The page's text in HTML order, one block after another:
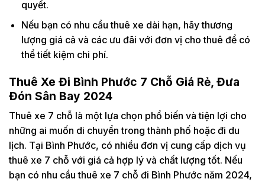
quyết.
Nếu bạn có nhu cầu thuê xe dài hạn, hãy thương
lượng giá cả và các ưu đãi với đơn vị cho thuê để có
thể tiết kiệm chi phí.
Thuê Xe Đi Bình Phước 7 Chỗ Giá Rẻ, Đưa
Đón Sân Bay 2024
Thuê xe 7 chỗ là một lựa chọn phổ biến và tiện lợi cho
những ai muốn di chuyển trong thành phố hoặc đi du
lịch. Tại Bình Phước, có nhiều đơn vị cung cấp dịch vụ
thuê xe 7 chỗ với giá cả hợp lý và chất lượng tốt. Nếu
bạn có nhu cầu thuê xe 7 chỗ đi Bình Phước năm 2024,